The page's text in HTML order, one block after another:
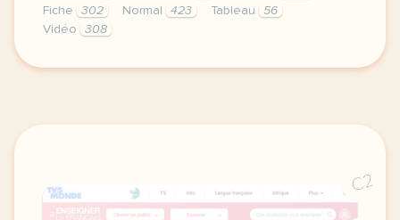
Fiche
302 Normal 423 Tableau
56
Vidéo
308
didomi host didomi components button cursor
C2